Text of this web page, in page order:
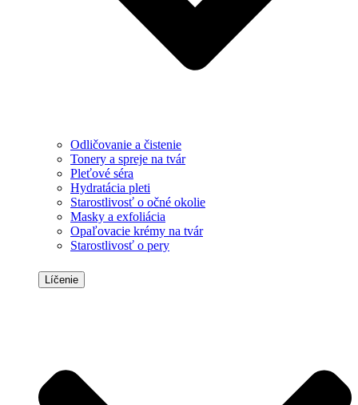
Odličovanie a čistenie
Tonery a spreje na tvár
Pleťové séra
Hydratácia pleti
Starostlivosť o očné okolie
Masky a exfoliácia
Opaľovacie krémy na tvár
Starostlivosť o pery
Líčenie